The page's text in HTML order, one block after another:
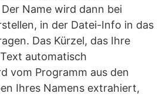
Name wird dann bei
in der Datei-Info in das
Das Kürzel, das Ihre
automatisch
vom Programm aus den
Ihres Namens extrahiert,